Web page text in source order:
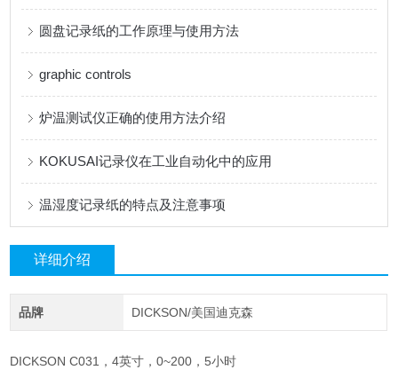
圆盘记录纸的工作原理与使用方法
graphic controls
炉温测试仪正确的使用方法介绍
KOKUSAI记录仪在工业自动化中的应用
温湿度记录纸的特点及注意事项
详细介绍
品牌 DICKSON/美国迪克森
DICKSON C031，4英寸，0~200，5小时